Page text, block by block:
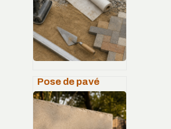
sécuriser votre
entrée
Pose de pavé
autobloquant : 4
cm de sable et 2 %
de pente pour un